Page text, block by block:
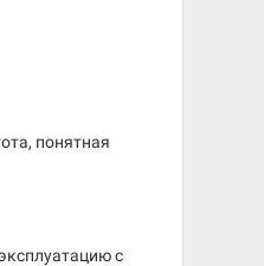
понятная
с